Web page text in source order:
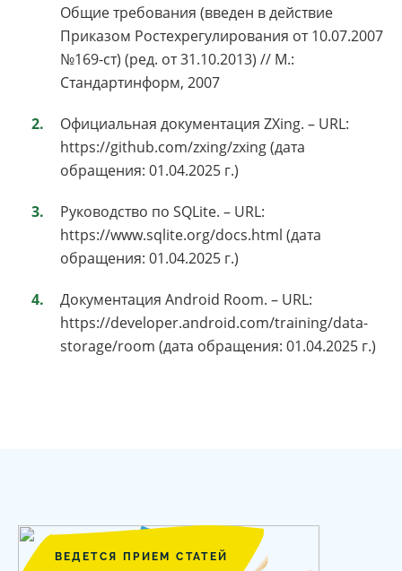
Общие требования (введен в действие
Приказом Ростехрегулирования от 10.07.2007
№169-ст) (ред. от 31.10.2013) // М.:
Стандартинформ, 2007
Официальная документация ZXing. – URL:
https://github.com/zxing/zxing (дата
обращения: 01.04.2025 г.)
Руководство по SQLite. – URL:
https://www.sqlite.org/docs.html (дата
обращения: 01.04.2025 г.)
Документация Android Room. – URL:
https://developer.android.com/training/data-
storage/room (дата обращения: 01.04.2025 г.)
ВЕДЕТСЯ ПРИЕМ СТАТЕЙ